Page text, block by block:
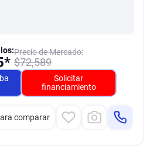
Precio de Mercado:
$72,589
Solicitar
financiamiento
comparar